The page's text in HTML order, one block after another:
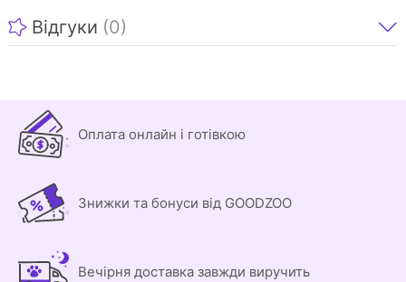
Відгуки (0)
Оплата онлайн і готівкою
Знижки та бонуси від GOODZOO
Вечірня доставка завжди виручить